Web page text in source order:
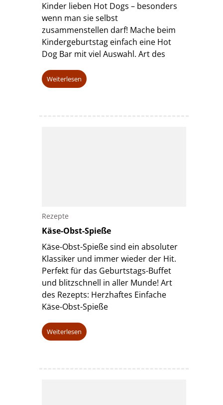
Kinder lieben Hot Dogs – besonders
wenn man sie selbst
zusammenstellen darf! Mache beim
Kindergeburtstag einfach eine Hot
Dog Bar mit viel Auswahl. Art des
Weiterlesen
Rezepte
Käse-Obst-Spieße
Käse-Obst-Spieße sind ein absoluter
Klassiker und immer wieder der Hit.
Perfekt für das Geburtstags-Buffet
und blitzschnell in aller Munde! Art
des Rezepts: Herzhaftes Einfache
Käse-Obst-Spieße
Weiterlesen